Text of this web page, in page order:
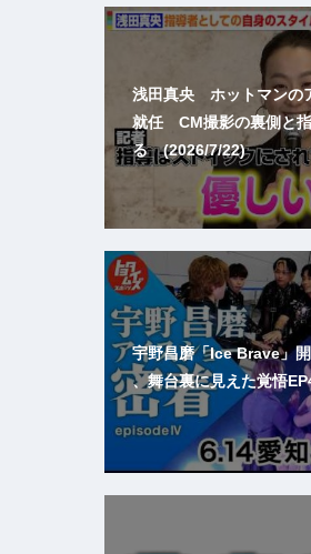
浅田真央 ホットマンの
就任 CM撮影の裏側と
る (2026/7/22)
宇野昌磨「Ice Brave」
、舞台裏に見えた覚悟